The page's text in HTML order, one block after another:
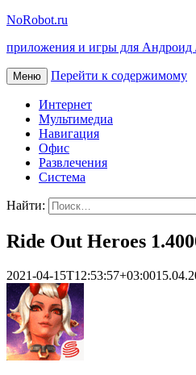
NoRobot.ru
приложения и игры для Андроид
Меню Перейти к содержимому
Интернет
Мультимедиа
Навигация
Офис
Развлечения
Система
Найти:
Ride Out Heroes
2021-04-15T12:53:57+03:00